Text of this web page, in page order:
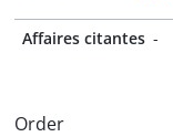
Affaires citantes -
Order